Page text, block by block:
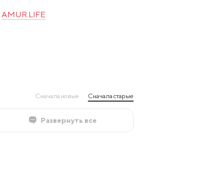
AMUR.LIFE
Сначала новые Сначала старые
Развернуть все